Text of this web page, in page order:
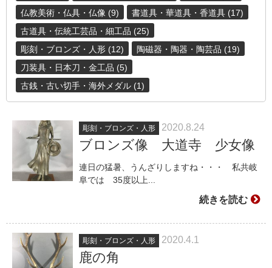
仏教美術・仏具・仏像 (9)
書道具・華道具・香道具 (17)
古道具・伝統工芸品・細工品 (25)
彫刻・ブロンズ・人形 (12)
陶磁器・陶器・陶芸品 (19)
刀装具・日本刀・金工品 (5)
古銭・古い切手・海外メダル (1)
彫刻・ブロンズ・人形 2020.8.24
ブロンズ像 大道寺 少女像
連日の猛暑、うんざりしますね・・・ 私共岐
阜では 35度以上...
続きを読む
彫刻・ブロンズ・人形 2020.4.1
鹿の角